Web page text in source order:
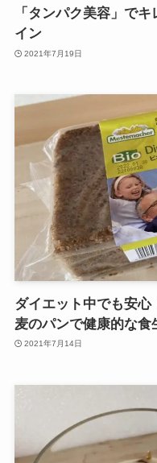
「タンパク美容」で
イン
2021年7月19日
ダイエット中でも安
麦のパンで健康的な食
2021年7月14日